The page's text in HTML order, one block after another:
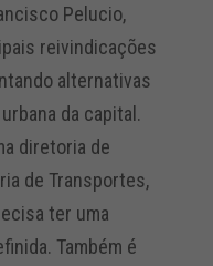
Pelucio,
reivindicações
alternativas
da capital.
diretoria de
de Transportes,
ter uma
Também é